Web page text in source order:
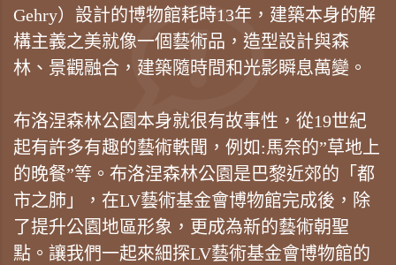
Gehry）設計的博物館耗時13年，建築本身的解
構主義之美就像一個藝術品，造型設計與森
林、景觀融合，建築隨時間和光影瞬息萬變。
布洛涅森林公園本身就很有故事性，從19世紀
起有許多有趣的藝術軼聞，例如:馬奈的”草地上
的晚餐”等。布洛涅森林公園是巴黎近郊的「都
市之肺」，在LV藝術基金會博物館完成後，除
了提升公園地區形象，更成為新的藝術朝聖
點。讓我們一起來細探LV藝術基金會博物館的